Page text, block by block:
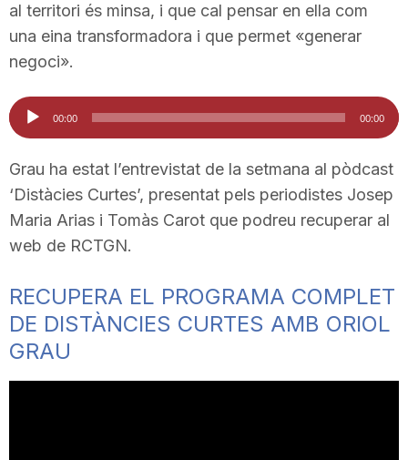
T
a
r
g
al territori és minsa, i que cal pensar en ella com
una eina transformadora i que permet «generar
negoci».
Reproductor
d'àudio
00:00 00:00
Grau ha estat l’entrevistat de la setmana al pòdcast
‘Distàcies Curtes’, presentat pels periodistes Josep
Maria Arias i Tomàs Carot que podreu recuperar al
web de RCTGN.
RECUPERA EL PROGRAMA COMPLET
DE DISTÀNCIES CURTES AMB ORIOL
GRAU